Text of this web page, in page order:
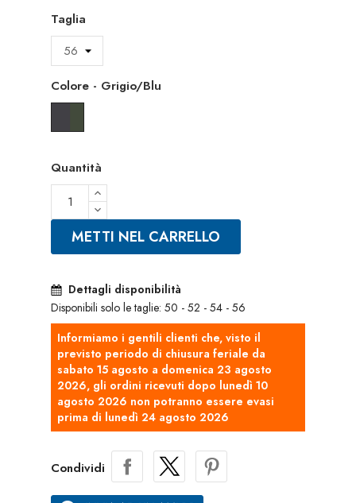
Taglia
Colore - Grigio/Blu
Quantità
METTI NEL CARRELLO
Dettagli disponibilità
Disponibili solo le taglie: 50 - 52 - 54 - 56
Informiamo i gentili clienti che, visto il
previsto periodo di chiusura feriale da
sabato 15 agosto a domenica 23 agosto
2026, gli ordini ricevuti dopo lunedì 10
agosto 2026 non potranno essere evasi
prima di lunedì 24 agosto 2026
Condividi